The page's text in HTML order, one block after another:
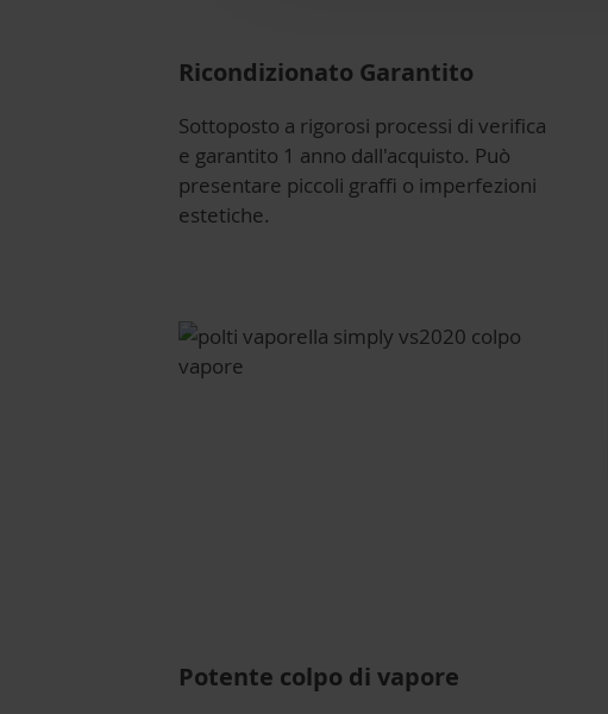
Ricondizionato Garantito
Sottoposto a rigorosi processi di verifica
e garantito 1 anno dall'acquisto. Può
presentare piccoli graffi o imperfezioni
estetiche.
Potente colpo di vapore